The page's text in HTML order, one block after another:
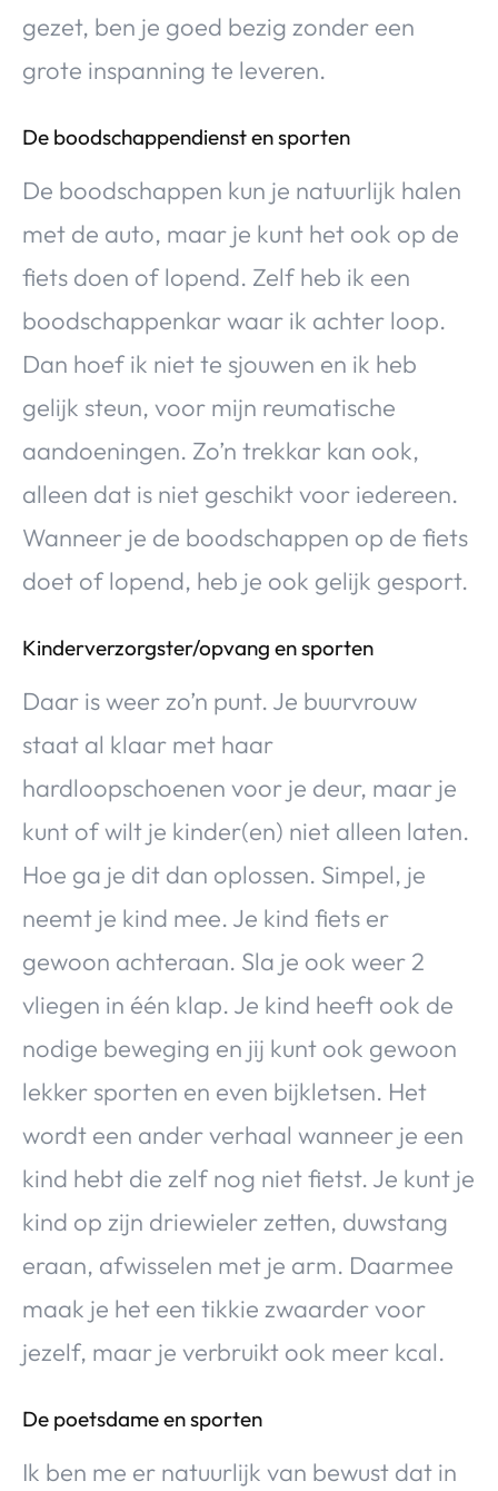
gezet, ben je goed bezig zonder een
grote inspanning te leveren.
De boodschappendienst en sporten
De boodschappen kun je natuurlijk halen
met de auto, maar je kunt het ook op de
fiets doen of lopend. Zelf heb ik een
boodschappenkar waar ik achter loop.
Dan hoef ik niet te sjouwen en ik heb
gelijk steun, voor mijn reumatische
aandoeningen. Zo’n trekkar kan ook,
alleen dat is niet geschikt voor iedereen.
Wanneer je de boodschappen op de fiets
doet of lopend, heb je ook gelijk gesport.
Kinderverzorgster/opvang en sporten
Daar is weer zo’n punt. Je buurvrouw
staat al klaar met haar
hardloopschoenen voor je deur, maar je
kunt of wilt je kinder(en) niet alleen laten.
Hoe ga je dit dan oplossen. Simpel, je
neemt je kind mee. Je kind fiets er
gewoon achteraan. Sla je ook weer 2
vliegen in één klap. Je kind heeft ook de
nodige beweging en jij kunt ook gewoon
lekker sporten en even bijkletsen. Het
wordt een ander verhaal wanneer je een
kind hebt die zelf nog niet fietst. Je kunt je
kind op zijn driewieler zetten, duwstang
eraan, afwisselen met je arm. Daarmee
maak je het een tikkie zwaarder voor
jezelf, maar je verbruikt ook meer kcal.
De poetsdame en sporten
Ik ben me er natuurlijk van bewust dat in